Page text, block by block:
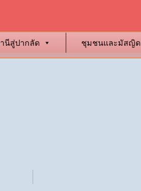
นีสู่ปากลัด ชุมชนและมัสญิด